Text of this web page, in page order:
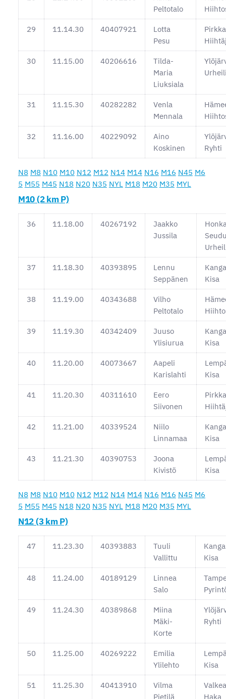
Peltotalo
29 11.14.30 40407921
Lotta
Pesu
30 11.15.00 40206616
Tilda-
Maria
Liuksiala
31 11.15.30 40282282
Venla
Mennala
32 11.16.00 40229092
Aino
Koskinen
Ryhti
N8 M8 N10 M10 N12 M12 N14 M14 N16 M16 N45 M6
5 M55 M45 N18 N20 N35 NYL M18 M20 M35 MYL
M10 (2 km P)
36 11.18.00 40267192
Jaakko
Jussila
37 11.18.30 40393895
Lennu
Seppänen
Kisa
38 11.19.00 40343688
Vilho
Peltotalo
39 11.19.30 40342409
Juuso
Ylisiurua
Kisa
40 11.20.00 40073667
Aapeli
Karislahti
Kisa
41 11.20.30 40311610
Eero
Siivonen
42 11.21.00 40339524
Niilo
Linnamaa
Kisa
43 11.21.30 40390753
Joona
Kivistö
Kisa
N8 M8 N10 M10 N12 M12 N14 M14 N16 M16 N45 M6
5 M55 M45 N18 N20 N35 NYL M18 M20 M35 MYL
N12 (3 km P)
47 11.23.30 40393883
Tuuli
Vallittu
Kisa
48 11.24.00 40189129
Linnea
Salo
49 11.24.30 40389868
Miina
Mäki-
Korte
Ryhti
50 11.25.00 40269222
Emilia
Ylilehto
Kisa
51 11.25.30 40413910
Vilma
Pietilä
Haka